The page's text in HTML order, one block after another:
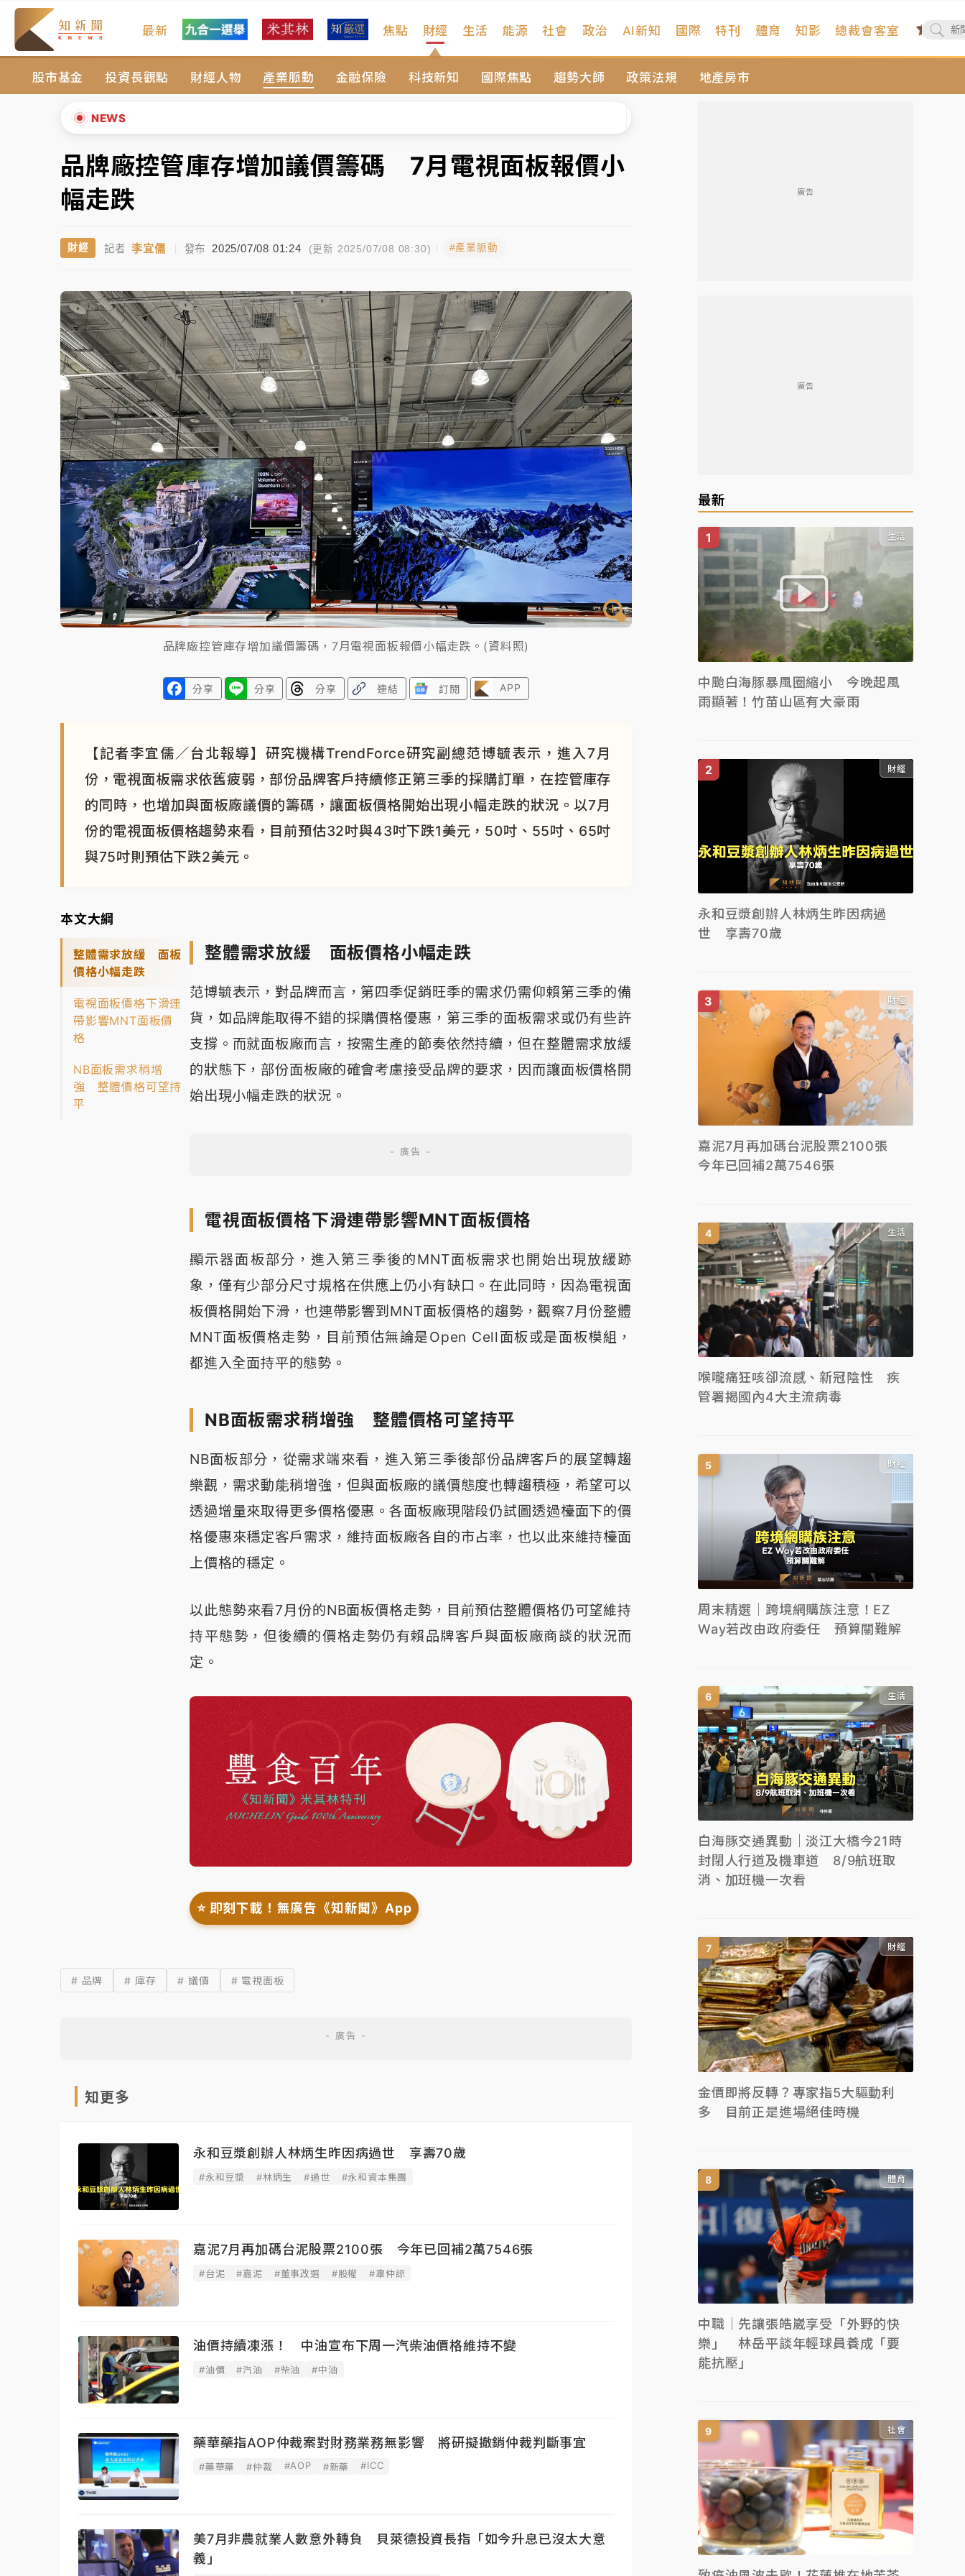
最新 焦點 財經
股市基金 投資長觀點 財經人物 產業脈動 金融保險 科技新知 國際焦點 趨勢大師 政策法規 地產房市
生活 能源 社會 政治 AI新知 國際 特刊 體育 知影 總裁會客室
NEWS
中颱白海豚進逼！台北喜來登圍籬傾倒砸傷人 民權西路鷹架倒塌壓2車
有片｜ 白海豚暴風圈逼近！新北淡水赫見龍捲風 榕樹連根拔起
中颱白海豚風雨來了！中部以北防豪雨 今晚、明天影響最劇烈
白海豚逼近！北市水門只出不進 未移置車輛最高罰4800＋拖吊費
中颱白海豚進逼！台北喜來登圍籬傾倒砸傷人 民權西路鷹架倒塌壓2車
中颱白海豚風雨來了！中部以北防豪雨 今晚、明天影響最劇烈
白海豚逼近！北市水門只出不進 未移置車輛最高罰4800＋拖吊費
▲
▼
品牌廠控管庫存增加議價籌碼 7月電視面板報價小
幅走跌
財經 記者 李宜儒 | 發布 2025/07/08 01:24 (更新 2025/07/08 08:30) #產業脈動
品牌廠控管庫存增加議價籌碼，7月電視面板報價小幅走跌。(資料照)
分享 分享 分享 連結 訂閱 APP
【記者李宜儒／台北報導】研究機構TrendForce研究副總范博毓表示，進入7月
份，電視面板需求依舊疲弱，部份品牌客戶持續修正第三季的採購訂單，在控管庫存
的同時，也增加與面板廠議價的籌碼，讓面板價格開始出現小幅走跌的狀況。以7月
份的電視面板價格趨勢來看，目前預估32吋與43吋下跌1美元，50吋、55吋、65吋
與75吋則預估下跌2美元。
本文大綱
整體需求放緩 面板
價格小幅走跌
電視面板價格下滑連
帶影響MNT面板價
格
NB面板需求稍增
強 整體價格可望持
平
整體需求放緩 面板價格小幅走跌
范博毓表示，對品牌而言，第四季促銷旺季的需求仍需仰賴第三季的備
貨，如品牌能取得不錯的採購價格優惠，第三季的面板需求或仍有些許
支撐。而就面板廠而言，按需生產的節奏依然持續，但在整體需求放緩
的狀態下，部份面板廠的確會考慮接受品牌的要求，因而讓面板價格開
始出現小幅走跌的狀況。
電視面板價格下滑連帶影響MNT面板價格
顯示器面板部分，進入第三季後的MNT面板需求也開始出現放緩跡
象，僅有少部分尺寸規格在供應上仍小有缺口。在此同時，因為電視面
板價格開始下滑，也連帶影響到MNT面板價格的趨勢，觀察7月份整體
MNT面板價格走勢，目前預估無論是Open Cell面板或是面板模組，
都進入全面持平的態勢。
NB面板需求稍增強 整體價格可望持平
NB面板部分，從需求端來看，進入第三季後部份品牌客戶的展望轉趨
樂觀，需求動能稍增強，但與面板廠的議價態度也轉趨積極，希望可以
透過增量來取得更多價格優惠。各面板廠現階段仍試圖透過檯面下的價
格優惠來穩定客戶需求，維持面板廠各自的市占率，也以此來維持檯面
上價格的穩定。
以此態勢來看7月份的NB面板價格走勢，目前預估整體價格仍可望維持
持平態勢，但後續的價格走勢仍有賴品牌客戶與面板廠商談的狀況而
定。
⭐️ 即刻下載！無廣告《知新聞》App
# 品牌 # 庫存 # 議價 # 電視面板
知更多
永和豆漿創辦人林炳生昨因病過世 享壽70歲
#永和豆漿 #林炳生 #過世 #永和資本集團
嘉泥7月再加碼台泥股票2100張 今年已回補2萬7546張
#台泥 #嘉泥 #董事改選 #股權 #辜仲諒
油價持續凍漲！ 中油宣布下周一汽柴油價格維持不變
#油價 #汽油 #柴油 #中油
藥華藥指AOP仲裁案對財務業務無影響 將研擬撤銷仲裁判斷事宜
#藥華藥 #仲裁 #AOP #新藥 #ICC
美7月非農就業人數意外轉負 貝萊德投資長指「如今升息已沒太大意
義」
廣告
廣告
最新
生活
中颱白海豚暴風圈縮小 今晚起風
雨顯著！竹苗山區有大豪雨
財經
永和豆漿創辦人林炳生昨因病過
世 享壽70歲
財經
嘉泥7月再加碼台泥股票2100張
今年已回補2萬7546張
生活
喉嚨痛狂咳卻流感、新冠陰性 疾
管署揭國內4大主流病毒
財經
周末精選｜跨境網購族注意！EZ
Way若改由政府委任 預算關難解
生活
白海豚交通異動｜淡江大橋今21時
封閉人行道及機車道 8/9航班取
消、加班機一次看
財經
金價即將反轉？專家指5大驅動利
多 目前正是進場絕佳時機
體育
中職｜先讓張皓崴享受「外野的快
樂」 林岳平談年輕球員養成「要
能抗壓」
社會